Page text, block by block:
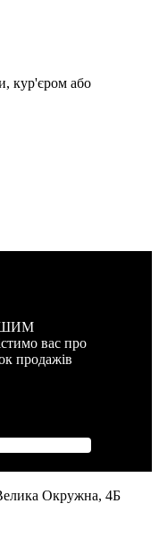
кур'єром або
вас про
продажів
Окружна, 4Б